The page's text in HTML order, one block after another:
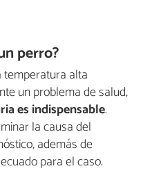
perro?
alta
un problema de salud,
es indispensable.
la causa del
además de
para el caso.